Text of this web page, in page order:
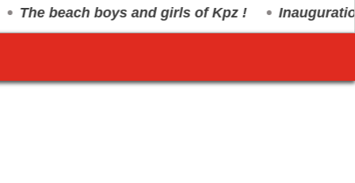
beach boys and girls of Kpz ! Inauguration du